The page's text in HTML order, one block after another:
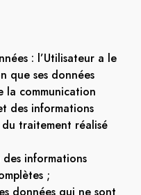
: l’Utilisateur a le
que ses données
la communication
des informations
traitement réalisé
informations
;